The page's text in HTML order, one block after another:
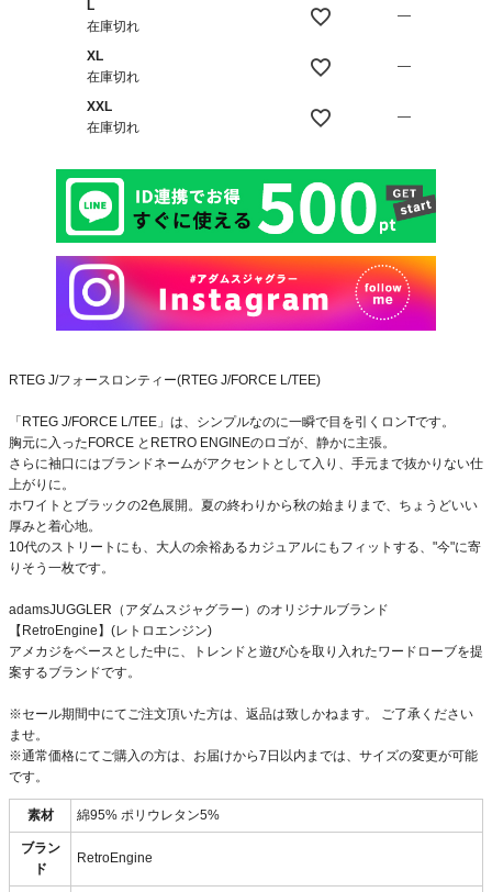
L
在庫切れ
—
XL
在庫切れ
—
XXL
在庫切れ
—
RTEG J/フォースロンティー(RTEG J/FORCE L/TEE)
「RTEG J/FORCE L/TEE」は、シンプルなのに一瞬で目を引くロンTです。
胸元に入ったFORCE とRETRO ENGINEのロゴが、静かに主張。
さらに袖口にはブランドネームがアクセントとして入り、手元まで抜かりない仕
上がりに。
ホワイトとブラックの2色展開。夏の終わりから秋の始まりまで、ちょうどいい
厚みと着心地。
10代のストリートにも、大人の余裕あるカジュアルにもフィットする、"今"に寄
りそう一枚です。
adamsJUGGLER（アダムスジャグラー）のオリジナルブランド
【RetroEngine】(レトロエンジン)
アメカジをベースとした中に、トレンドと遊び心を取り入れたワードローブを提
案するブランドです。
※セール期間中にてご注文頂いた方は、返品は致しかねます。 ご了承ください
ませ。
※通常価格にてご購入の方は、お届けから7日以内までは、サイズの変更が可能
です。
素材 綿95% ポリウレタン5%
ブラン
ド
RetroEngine